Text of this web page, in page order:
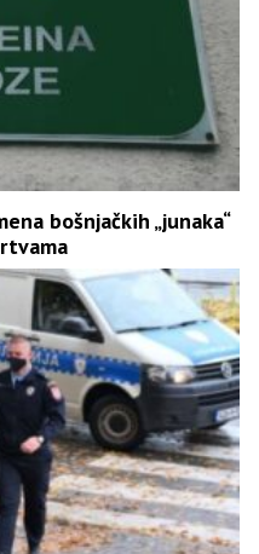
bošnjačkih „junaka“